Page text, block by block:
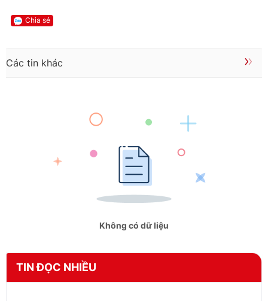
Chia sẻ
Các tin khác
Không có dữ liệu
TIN ĐỌC NHIỀU